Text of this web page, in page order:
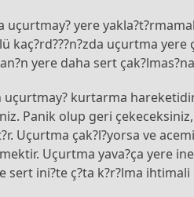
yere
kaç?rd???n?zda uçurtma yere
yere daha sert
kurtarma
Panik olup geri
Uçurtma çak?l?yorsa ve
Uçurtma yava?ça yere
ini?te ç?ta k?r?lma ihtimali